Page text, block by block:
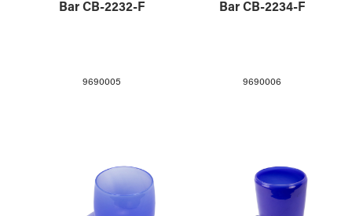
Bar CB-2232-F
9690005
Bar CB-2234-F
9690006